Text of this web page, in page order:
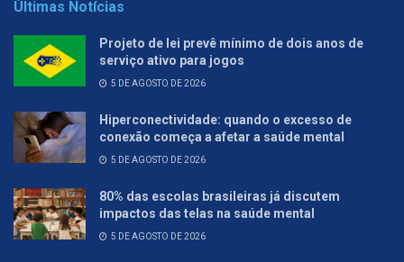
Últimas Notícias
Projeto de lei prevê mínimo de dois anos de
serviço ativo para jogos
5 DE AGOSTO DE 2026
Hiperconectividade: quando o excesso de
conexão começa a afetar a saúde mental
5 DE AGOSTO DE 2026
80% das escolas brasileiras já discutem
impactos das telas na saúde mental
5 DE AGOSTO DE 2026